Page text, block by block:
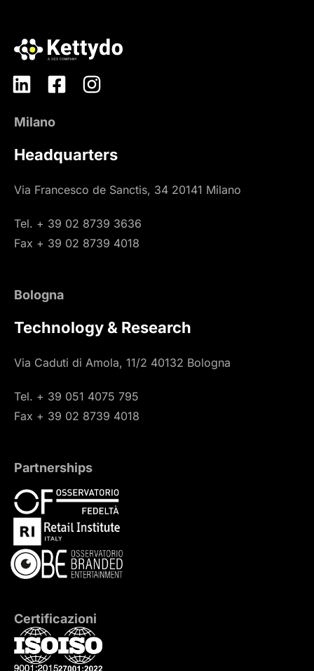
Milano
Headquarters
Via Francesco de Sanctis, 34 20141 Milano
Tel. + 39 02 8739 3636
Fax + 39 02 8739 4018
Bologna
Technology & Research
Via Caduti di Amola, 11/2 40132 Bologna
Tel. + 39 051 4075 795
Fax + 39 02 8739 4018
Partnerships
Certificazioni